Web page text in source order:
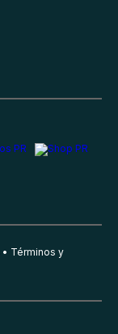
Términos y